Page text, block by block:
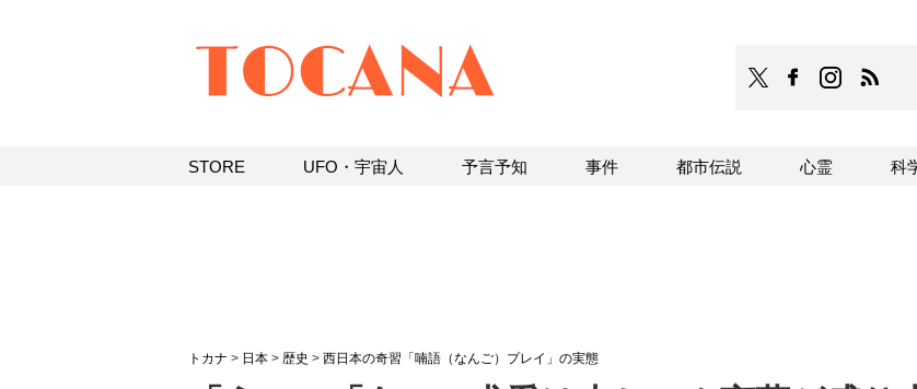
TOCANAのTOCANA
トカナ > 日本 > 歴史 > 西日本の奇習「喃語（なんご）プレイ」の実態
STORE UFO・宇宙人 予言予知 事件 都市伝説 心霊 科